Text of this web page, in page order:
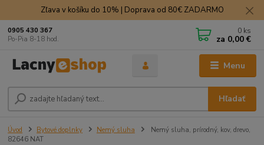
Zľava v košíku do 10% | Doprava od 80€ ZADARMO
Menu
Hľadať
0905 430 367
Po-Pia 8-18 hod.
0 ks
za 0,00 €
Úvod Bytové doplnky Nemý sluha
Nemý sluha, prírodný, kov, drevo,
82646 NAT